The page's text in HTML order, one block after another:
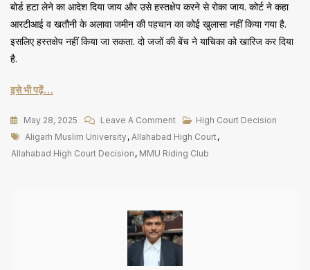
बोर्ड हटा लेने का आदेश दिया जाय और उसे हस्तक्षेप करने से रोका जाय. कोर्ट ने कहा
आरटीआई व खतौनी के अलावा जमीन की पहचान का कोई खुलासा नहीं किया गया है.
इसलिए हस्तक्षेप नहीं किया जा सकता. दो जजों की बेंच ने याचिका को खारिज कर दिया
है.
इसे भी पढ़ें…
May 28, 2025 Leave A CommentOn
MMU
Riding
की
याचिका
High Court Decision
Tags
Aligarh Muslim University, Allahabad High Court,
Allahabad High Court Decision , MMU Riding Club